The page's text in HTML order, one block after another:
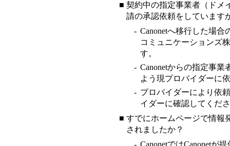
■ 契約中の指定事業者（ドメ
請の承認依頼をしています
- Canonetへ移行した場
コミュニケーションズ
す。
- Canonetからの指定事
よう現プロバイダーに
- プロバイダーにより依
イダーに確認してくだ
■ すでにホームページで情報
されましたか？
- CanonetではCanonetが